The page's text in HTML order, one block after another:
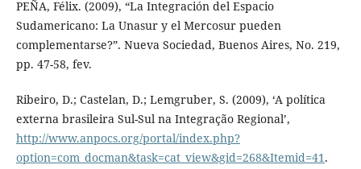
PEÑA, Félix. (2009), “La Integración del Espacio
Sudamericano: La Unasur y el Mercosur pueden
complementarse?”. Nueva Sociedad, Buenos Aires, No. 219,
pp. 47-58, fev.
Ribeiro, D.; Castelan, D.; Lemgruber, S. (2009), ‘A política
externa brasileira Sul-Sul na Integração Regional’,
http://www.anpocs.org/portal/index.php?
option=com_docman&task=cat_view&gid=268&Itemid=41 .